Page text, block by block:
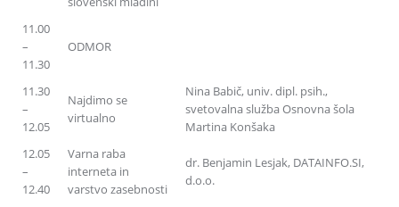
11.00
–
11.30
ODMOR
11.30
–
12.05
Najdimo se
virtualno
Nina Babič, univ.dipl. psih.,
svetovalna služba Osnovna šola
Martina Konšaka
12.05
–
12.40
Varna raba
interneta in
varstvo zasebnosti
dr. Benjamin Lesjak, DATAINFO.SI,
d.o.o.